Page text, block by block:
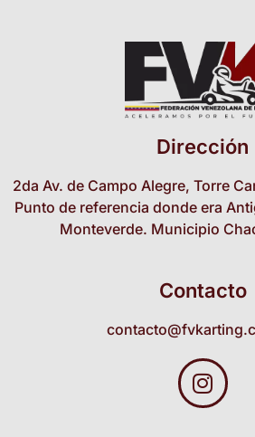
Dirección
2da Av. de Campo Alegre, Torre
Punto de referencia donde era
Monteverde. Municipio
Contacto